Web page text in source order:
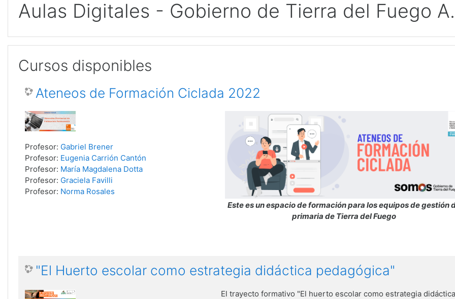
Aulas Digitales - Gobierno de Tierra del Fuego
Cursos disponibles
Ateneos de Formación Ciclada 2022
Este es un espacio de formación para los equipos de gestión
primaria de Tierra del Fuego
Profesor: Gabriel Brener
Profesor: Eugenia Carrión Cantón
Profesor: María Magdalena Dotta
Profesor: Graciela Favilli
Profesor: Norma Rosales
"El Huerto escolar como estrategia didáctica pedagógica"
El trayecto formativo "El huerto escolar como estrategia